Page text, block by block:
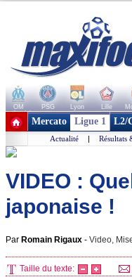
OM PSG Lyon Lille
+ de clubs
Mercato Ligue 1 L2/
Actualité | Résultats
VIDEO :
japonaise !
Par Romain Rigaux - Video,
Taille du texte: